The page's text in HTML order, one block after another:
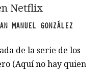
Netflix
MANUEL GONZÁLEZ
de la serie de los
(Aquí no hay quien